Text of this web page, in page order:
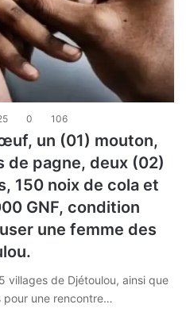
0 106
un (01) mouton,
de pagne, deux (02)
150 noix de cola et
GNF, condition
une femme des
villages de Djétoulou, ainsi que
pour une rencontre…